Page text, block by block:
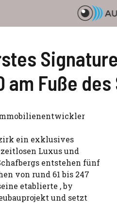
am Fuße
ein exklusives
Luxus und
entstehen fünf
von rund 61 bis 247
etablierte ‚ by
und setzt